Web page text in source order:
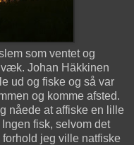
som ventet og
Johan Häkkinen
ud og fiske og så var
og komme afsted.
nåede at affiske en lille
fisk, selvom det
jeg ville natfiske